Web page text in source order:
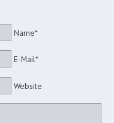
Name*
E-Mail*
Website